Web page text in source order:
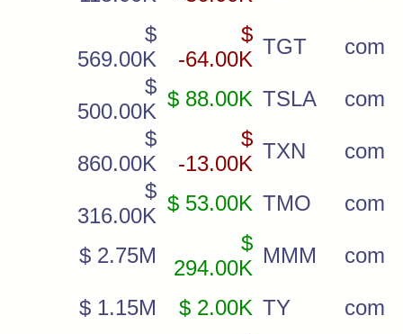
$
569.00K
$
-64.00K
TGT
com
$
500.00K
$ 88.00K TSLA
com
$
860.00K
$
-13.00K
TXN
com
$
316.00K
$ 53.00K TMO com
$ 2.75M
$
294.00K
MMM com
$ 1.15M $ 2.00K TY com